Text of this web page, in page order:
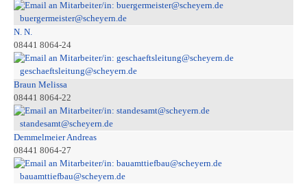
buergermeister@scheyern.de
N. N.
08441 8064-24
geschaeftsleitung@scheyern.de
Braun Melissa
08441 8064-22
standesamt@scheyern.de
Demmelmeier Andreas
08441 8064-27
bauamttiefbau@scheyern.de